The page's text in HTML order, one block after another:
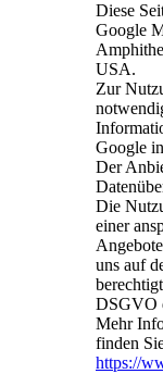
Diese
Google
USA.
Zur
Google
Der
Die
einer
uns auf
DSGVO
Mehr
finden
https://